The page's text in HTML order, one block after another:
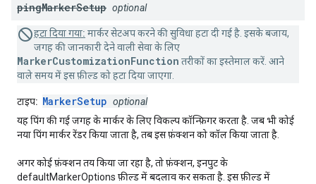
pingMarkerSetup optional
हटा दिया गया: मार्कर सेटअप करने की सुविधा हटा दी गई है. इसके बजाय,
जगह की जानकारी देने वाली सेवा के लिए
MarkerCustomizationFunction तरीकों का इस्तेमाल करें. आने
वाले समय में इस फ़ील्ड को हटा दिया जाएगा.
टाइप: MarkerSetup optional
यह पिंग की गई जगह के मार्कर के लिए विकल्प कॉन्फ़िगर करता है. जब भी कोई
नया पिंग मार्कर रेंडर किया जाता है, तब इस फ़ंक्शन को कॉल किया जाता है.
अगर कोई फ़ंक्शन तय किया जा रहा है, तो फ़ंक्शन, इनपुट के
defaultMarkerOptions फ़ील्ड में बदलाव कर सकता है. इस फ़ील्ड में